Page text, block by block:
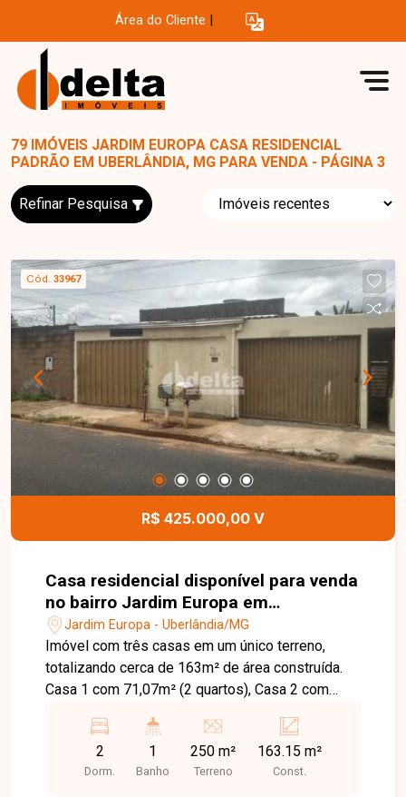
Área do Cliente
79 IMÓVEIS JARDIM EUROPA CASA RESIDENCIAL
PADRÃO EM UBERLÂNDIA, MG PARA VENDA - PÁGINA 3
Refinar Pesquisa
Cód. 33967
R$ 425.000,00 V
Casa residencial disponível para venda
no bairro Jardim Europa em
Uberlândia-MG
Jardim Europa - Uberlândia/MG
Imóvel com três casas em um único terreno,
totalizando cerca de 163m² de área construída.
Casa 1 com 71,07m² (2 quartos), Casa 2 com
quarto). Opção ideal para famílias grandes ou
investidores, com potencial para moradia e/ou
renda com locação.
2
Dorm.
1
Banho
250 m²
Terreno
163.15 m²
Const.